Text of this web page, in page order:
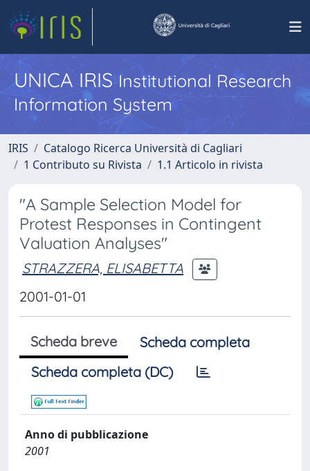
UNICA IRISInstitutional Research
Information System
IRIS
Catalogo Ricerca Università di Cagliari
1 Contributo su Rivista
1.1 Articolo in rivista
"A Sample Selection Model for
Protest Responses in Contingent
Valuation Analyses"
STRAZZERA, ELISABETTA
2001-01-01
Scheda breve
Scheda completa
Scheda completa (DC)
Anno di pubblicazione
2001